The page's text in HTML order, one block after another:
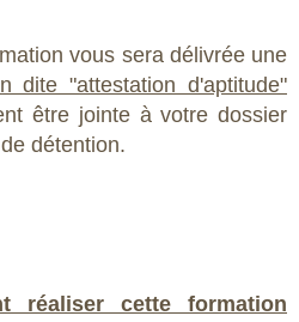
vous sera délivrée une
dite "attestation d'aptitude"
être jointe à votre dossier
détention.
réaliser cette formation